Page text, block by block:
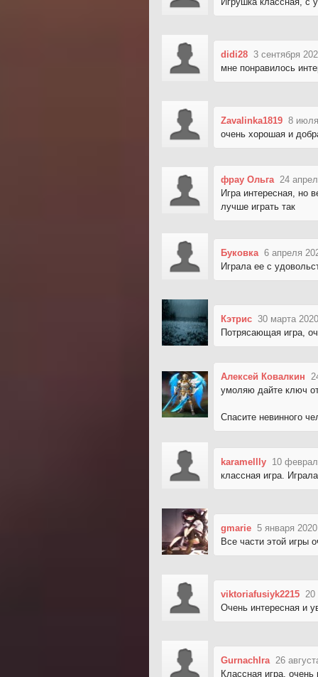
didi28 3 сентября
мне понравилось
Zavalinka1819 8
очень хорошая и
фрау Ольга 24
Игра интересная, но
лучше играть так
Буковка 6 апреля
Играла ее с
Кэтрис 30 марта
Потрясающая игра,
Алексей Ковалкин
умоляю дайте ключ
Спасите невинного
karamellly 10
классная игра.
gmarie 5 января
Все части этой игры
viktoriafusiyk2215 20
Очень интересная и
GurnachIra 26
Классная игра,